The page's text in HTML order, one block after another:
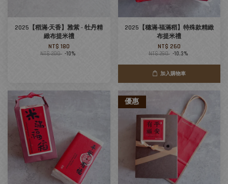
2025【稻滿‧天香】雅紫 - 牡丹精
緻布提米禮
NT$ 180
NT$ 200 -10%
2025【穗滿‧福滿稻】特殊款精緻
布提米禮
NT$ 260
NT$ 290 -10.3%
加入購物車
優惠